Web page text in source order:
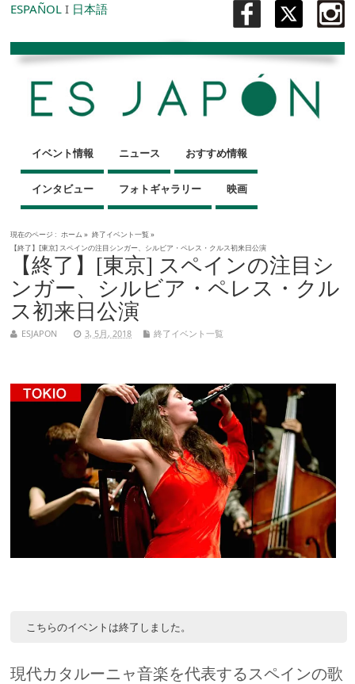
ESPAÑOL I 日本語
イベント情報 ニュース おすすめ情報
インタビュー フォトギャラリー 映画
現在のページ : ホーム » 終了イベント一覧»
【終了】[東京] スペインの注目シンガー、シルビア・ペレス・クルス初来日公演
【終了】[東京] スペインの注目シ
ンガー、シルビア・ペレス・クル
ス初来日公演
ESJAPON 3, 5月, 2018 終了イベント一覧
こちらのイベントは終了しました。
現代カタルーニャ音楽を代表するスペインの歌